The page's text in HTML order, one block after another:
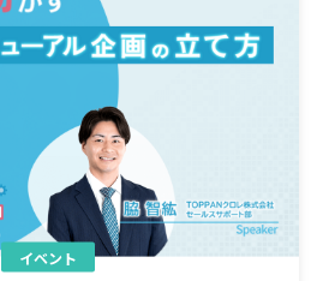
イベント